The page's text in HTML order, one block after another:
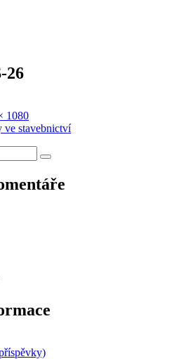
26
1080
ve stavebnictví
Hledání